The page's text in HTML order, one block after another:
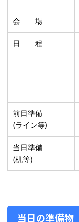
会 場
日 程
前日準備
(ライン等)
当日準備
(机等)
当日の準備物